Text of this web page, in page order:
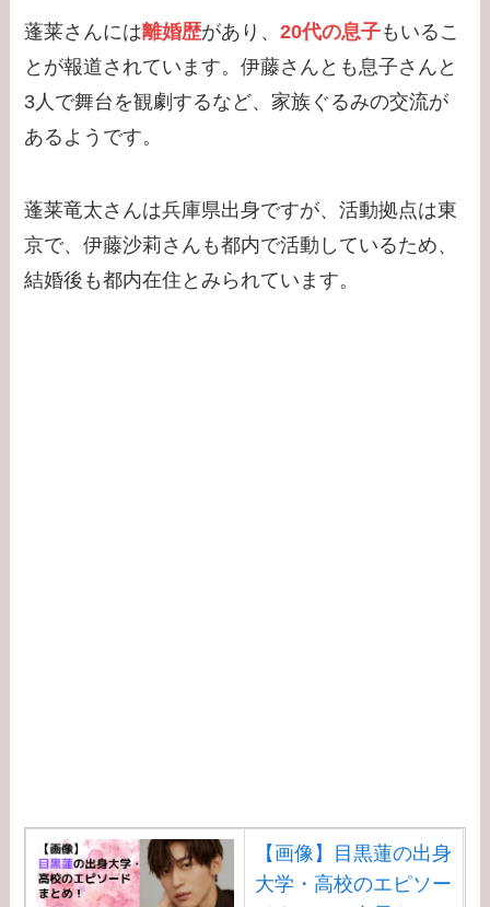
蓬莱さんには離婚歴があり、20代の息子もいるこ
とが報道されています。伊藤さんとも息子さんと
3人で舞台を観劇するなど、家族ぐるみの交流が
あるようです。
蓬莱竜太さんは兵庫県出身ですが、活動拠点は東
京で、伊藤沙莉さんも都内で活動しているため、
結婚後も都内在住とみられています。
【画像】目黒蓮の出身
大学・高校のエピソー